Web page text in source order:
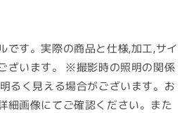
す。実際の商品と仕様,加工,サイ
ざいます。 ※撮影時の照明の関係
るく見える場合がございます。お
細画像にてご確認ください。また